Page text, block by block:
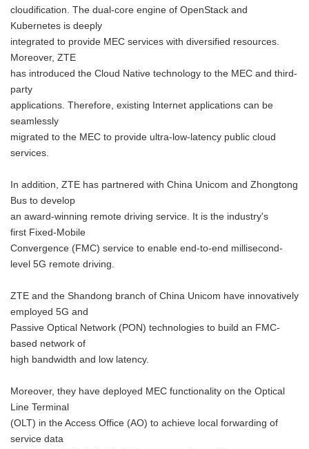
cloudification. The dual-core engine of OpenStack and
Kubernetes is deeply
integrated to provide MEC services with diversified resources.
Moreover, ZTE
has introduced the Cloud Native technology to the MEC and third-
party
applications. Therefore, existing Internet applications can be
seamlessly
migrated to the MEC to provide ultra-low-latency public cloud
services.
In addition, ZTE has partnered with China Unicom and Zhongtong
Bus to develop
an award-winning remote driving service. It is the industry's
first Fixed-Mobile
Convergence (FMC) service to enable end-to-end millisecond-
level 5G remote driving.
ZTE and the Shandong branch of China Unicom have innovatively
employed 5G and
Passive Optical Network (PON) technologies to build an FMC-
based network of
high bandwidth and low latency.
Moreover, they have deployed MEC functionality on the Optical
Line Terminal
(OLT) in the Access Office (AO) to achieve local forwarding of
service data